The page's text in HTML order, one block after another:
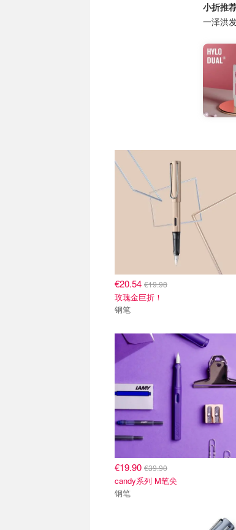
小折推
一泽洪
€20.54 €19.98
玫瑰金巨折！
钢笔
€19.90 €39.90
candy系列 M笔尖
钢笔